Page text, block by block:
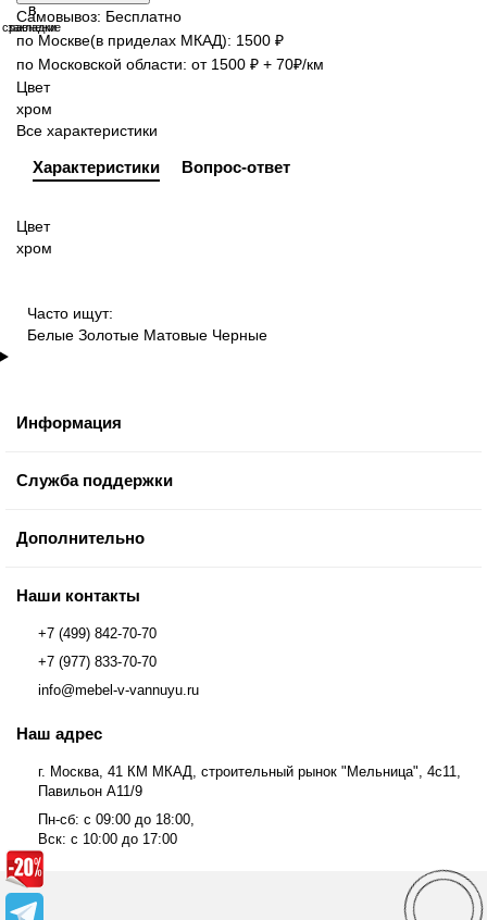
В
закладки
В
сравнение
Самовывоз: Бесплатно
по Москве(в приделах МКАД): 1500 ₽
по Московской области: от 1500 ₽ + 70₽/км
Цвет
хром
Все характеристики
Характеристики Вопрос-ответ
Цвет
хром
Часто ищут:
Белые Золотые Матовые Черные
Информация
Служба поддержки
Дополнительно
Наши контакты
+7 (499) 842-70-70
+7 (977) 833-70-70
info@mebel-v-vannuyu.ru
Наш адрес
г. Москва, 41 КМ МКАД, строительный рынок "Мельница", 4с11,
Павильон А11/9
Пн-сб: с 09:00 до 18:00,
Вск: с 10:00 до 17:00